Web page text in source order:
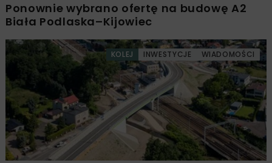
Ponownie wybrano ofertę na budowę A2
Biała Podlaska–Kijowiec
KOLEJ INWESTYCJE WIADOMOŚCI